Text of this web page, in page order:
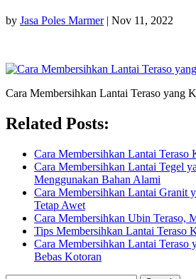
by Jasa Poles Marmer| Nov 11, 2022
Cara Membersihkan Lantai Teraso yang
Related Posts:
Cara Membersihkan Lantai Teraso
Cara Membersihkan Lantai Tegel
Menggunakan Bahan Alami
Cara Membersihkan Lantai Granit
Tetap Awet
Cara Membersihkan Ubin Teraso,
Tips Membersihkan Lantai Teraso
Cara Membersihkan Lantai Teraso
Bebas Kotoran